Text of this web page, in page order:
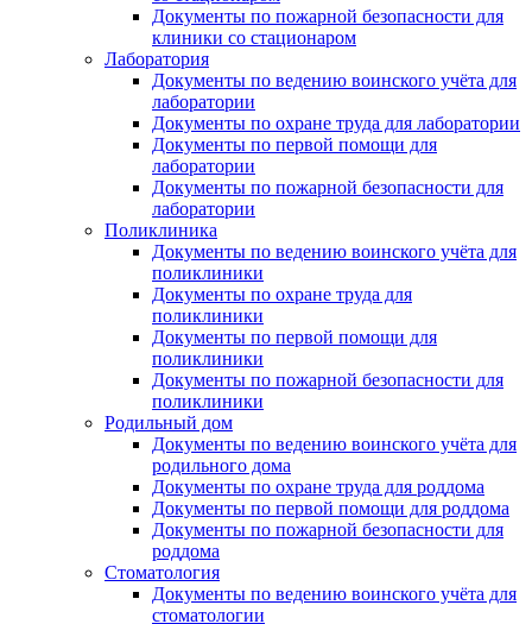
Документы по пожарной безопасности для
клиники со стационаром
Лаборатория
Документы по ведению воинского учёта для
лаборатории
Документы по охране труда для лаборатории
Документы по первой помощи для
лаборатории
Документы по пожарной безопасности для
лаборатории
Поликлиника
Документы по ведению воинского учёта для
поликлиники
Документы по охране труда для
поликлиники
Документы по первой помощи для
поликлиники
Документы по пожарной безопасности для
поликлиники
Родильный дом
Документы по ведению воинского учёта для
родильного дома
Документы по охране труда для роддома
Документы по первой помощи для роддома
Документы по пожарной безопасности для
роддома
Стоматология
Документы по ведению воинского учёта для
стоматологии